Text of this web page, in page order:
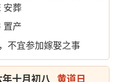
安葬
置产
不宜参加嫁娶之事
十月初八 黄道日